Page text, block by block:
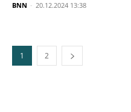
BNN - 20.12.2024 13:38
1 2